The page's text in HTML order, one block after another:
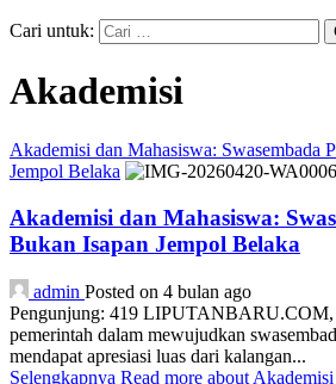
Cari untuk:
Akademisi
Akademisi dan Mahasiswa: Swasembada
Jempol Belaka
Akademisi dan Mahasiswa:
Bukan Isapan Jempol Belaka
admin Posted on 4 bulan ago
Pengunjung: 419
pemerintah dalam mewujudkan
mendapat apresiasi luas dari kalangan...
Selengkapnya Read more about